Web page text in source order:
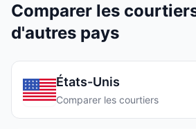
Comparer les
d'autres pays
États-Unis
Comparer les courtiers